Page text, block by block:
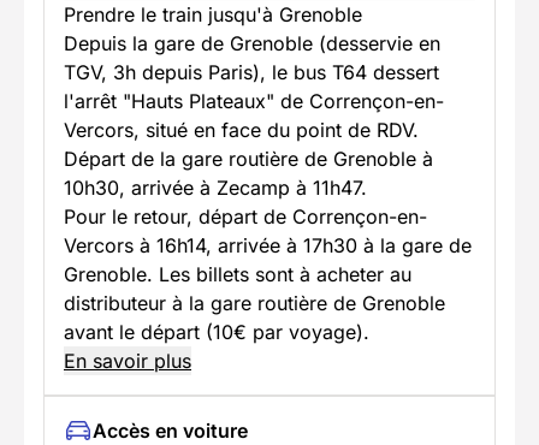
Prendre le train jusqu'à Grenoble
Depuis la gare de Grenoble (desservie en
TGV, 3h depuis Paris), le bus T64 dessert
l'arrêt "Hauts Plateaux" de Corrençon-en-
Vercors, situé en face du point de RDV.
Départ de la gare routière de Grenoble à
10h30, arrivée à Zecamp à 11h47.
Pour le retour, départ de Corrençon-en-
Vercors à 16h14, arrivée à 17h30 à la gare de
Grenoble. Les billets sont à acheter au
distributeur à la gare routière de Grenoble
avant le départ (10€ par voyage).
En savoir plus
Accès en voiture